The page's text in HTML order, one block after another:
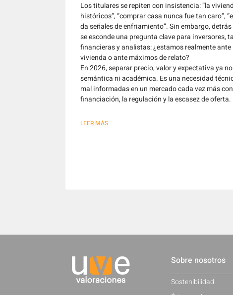
Los titulares se repiten con insistencia: “la
históricos”, “comprar casa nunca fue tan caro”,
da señales de enfriamiento”. Sin embargo,
se esconde una pregunta clave para inversores,
financieras y analistas: ¿estamos realmente
vivienda o ante máximos de relato?
En 2026, separar precio, valor y expectativa ya
semántica ni académica. Es una necesidad
mal informadas en un mercado cada vez más
financiación, la regulación y la escasez de oferta.
LEER MÁS
Sobre nosotros
Sostenibilidad